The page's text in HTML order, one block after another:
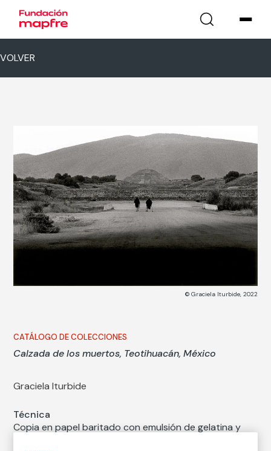
VOLVER
© Graciela Iturbide, 2022
CATÁLOGO DE COLECCIONES
Calzada de los muertos, Teotihuacán, México
Graciela Iturbide
Técnica
Copia en papel baritado con emulsión de gelatina y